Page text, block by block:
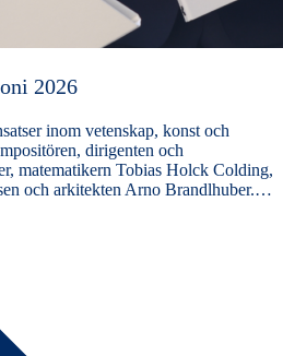
2026
inom vetenskap, konst och
dirigenten och
matematikern Tobias Holck Colding,
och arkitekten Arno Brandlhuber.…